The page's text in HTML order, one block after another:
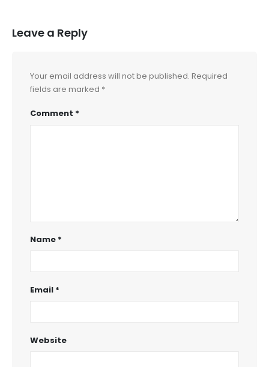
Leave a Reply
Your email address will not be published. Required
fields are marked *
Comment *
Name *
Email *
Website